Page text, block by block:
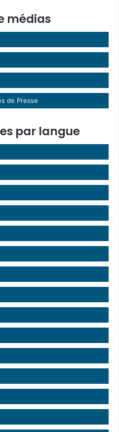
médias
de Presse
par langue